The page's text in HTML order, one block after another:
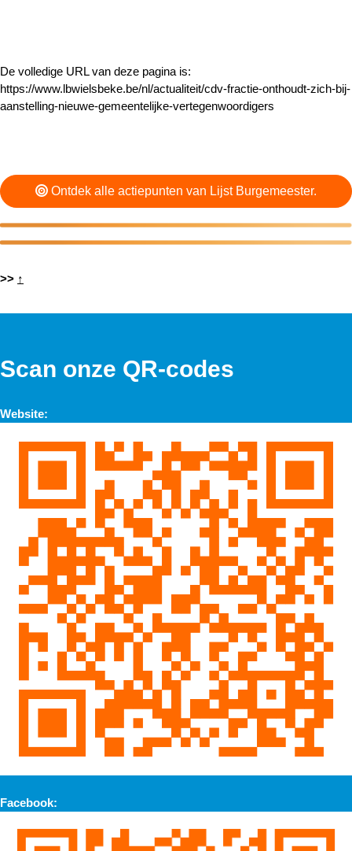
De volledige URL van deze pagina is:
https://www.lbwielsbeke.be/nl/actualiteit/cdv-fractie-onthoudt-zich-bij-
aanstelling-nieuwe-gemeentelijke-vertegenwoordigers
Ontdek alle actiepunten van Lijst Burgemeester.
>> ↑
Scan onze QR-codes
Website:
Facebook: